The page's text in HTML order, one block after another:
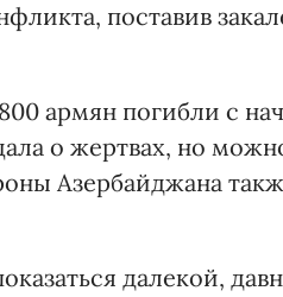
поставив
армян погибли с
о жертвах, но
Азербайджана
далекой,